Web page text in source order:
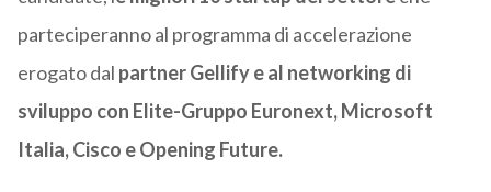
parteciperanno al programma di accelerazione
erogato dal partner Gellify e al networking di
sviluppo con Elite-Gruppo Euronext, Microsoft
Italia, Cisco e Opening Future.